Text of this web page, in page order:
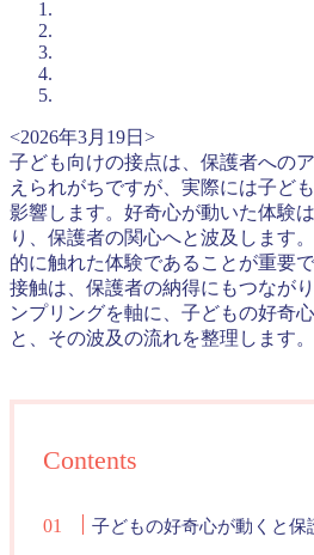
<2026年3月19日>
子ども向けの接点は、保護者への
えられがちですが、実際には子ど
影響します。好奇心が動いた体験
り、保護者の関心へと波及します
的に触れた体験であることが重要
接触は、保護者の納得にもつなが
ンプリングを軸に、子どもの好奇
と、その波及の流れを整理します。
Contents
子どもの好奇心が動くと保